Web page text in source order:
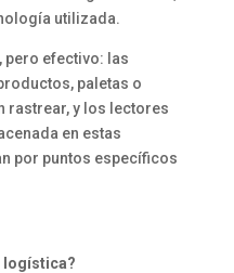
utilizada.
pero efectivo: las
paletas o
rastrear, y los lectores
en estas
por puntos específicos
logística?